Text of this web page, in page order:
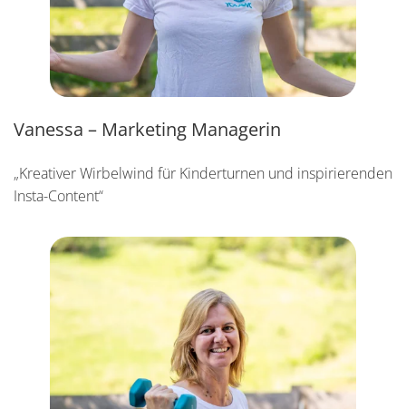
Vanessa – Marketing Managerin
„Kreativer Wirbelwind für Kinderturnen und inspirierenden
Insta-Content“